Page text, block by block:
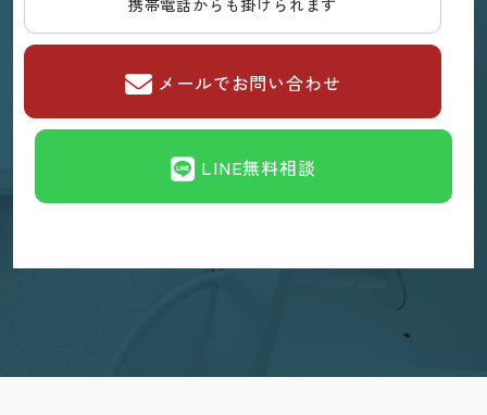
携帯電話からも掛けられます
メールでお問い合わせ
LINE無料相談